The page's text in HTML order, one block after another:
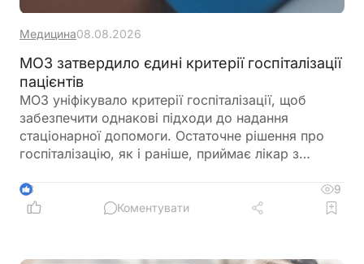
Медицина08.08.2026
МОЗ затвердило єдині критерії госпіталізації
пацієнтів
МОЗ уніфікувало критерії госпіталізації, щоб
забезпечити однакові підходи до надання
стаціонарної допомоги. Остаточне рішення про
госпіталізацію, як і раніше, приймає лікар з
3
9
Коментувати